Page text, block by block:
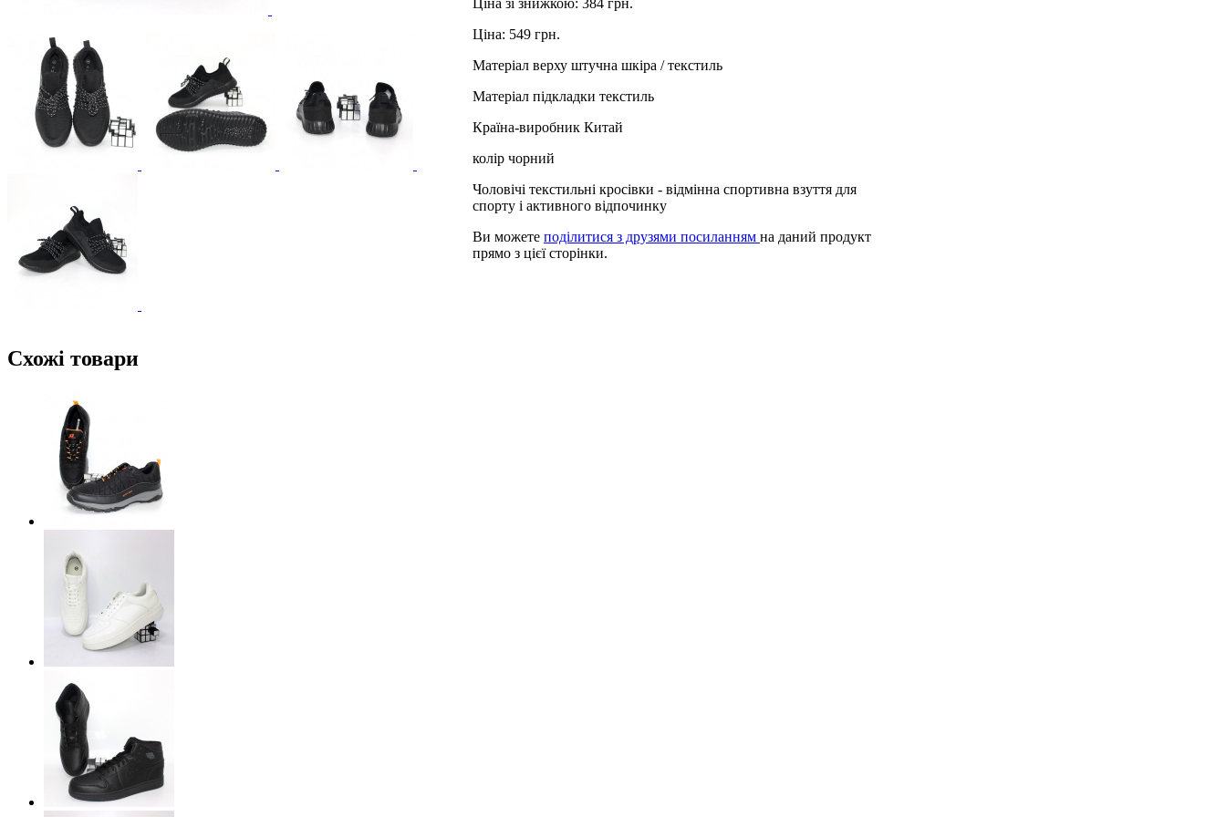
Ціна: 549 грн.
Матеріал верху штучна шкіра / текстиль
Матеріал підкладки текстиль
Країна-виробник Китай
колір чорний
Чоловічі текстильні кросівки - відмінна спортивна взуття для
спорту і активного відпочинку
Ви можете поділитися з друзями посиланням на даний продукт
прямо з цієї сторінки.
Схожі товари